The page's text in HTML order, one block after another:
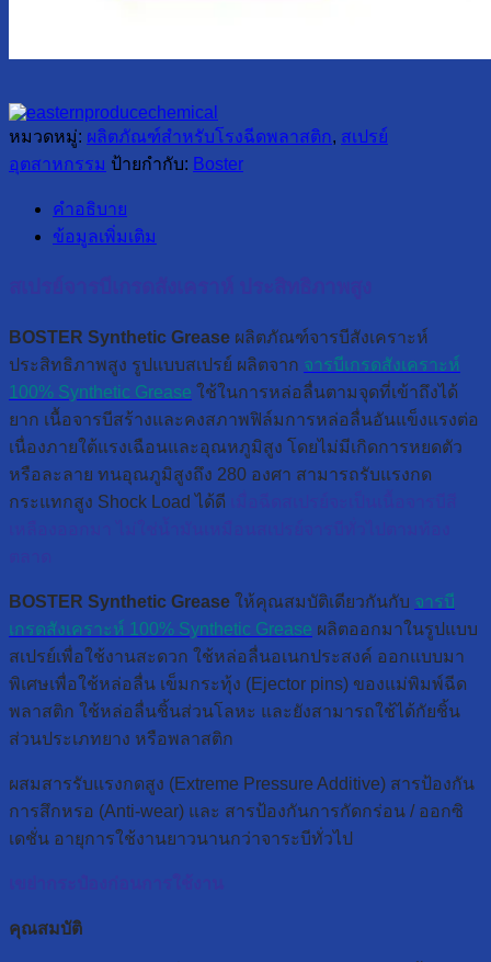
หมวดหมู่: ผลิตภัณฑ์สำหรับโรงฉีดพลาสติก, สเปรย์
อุตสาหกรรม ป้ายกำกับ: Boster
คำอธิบาย
ข้อมูลเพิ่มเติม
BOSTER Synthetic Grease ผลิตภัณฑ์จารบีสังเคราะห์
ประสิทธิภาพสูง รูปแบบสเปรย์ ผลิตจาก จารบีเกรดสังเคราะห์
100% Synthetic Grease ใช้ในการหล่อลื่นตามจุดที่เข้าถึงได้
ยาก เนื้อจารบีสร้างและคงสภาพฟิล์มการหล่อลื่นอันแข็งแรงต่อ
เนื่องภายใต้แรงเฉือนและอุณหภูมิสูง โดยไม่มีเกิดการหยดตัว
หรือละลาย ทนอุณภูมิสูงถึง 280 องศา สามารถรับแรงกด
กระแทกสูง Shock Load ได้ดี
BOSTER Synthetic Grease ให้คุณสมบัติเดียวกันกับ จารบี
เกรดสังเคราะห์ 100% Synthetic Grease ผลิตออกมาในรูปแบบ
สเปรย์เพื่อใช้งานสะดวก ใช้หล่อลื่นอเนกประสงค์ ออกแบบมา
พิเศษเพื่อใช้หล่อลื่น เข็มกระทุ้ง (Ejector pins) ของแม่พิมพ์ฉีด
พลาสติก ใช้หล่อลื่นชิ้นส่วนโลหะ และยังสามารถใช้ได้กัยชิ้น
ส่วนประเภทยาง หรือพลาสติก
ผสมสารรับแรงกดสูง (Extreme Pressure Additive) สารป้องกัน
การสึกหรอ (Anti-wear) และ สารป้องกันการกัดกร่อน / ออกซิ
เดชั่น อายุการใช้งานยาวนานกว่าจาระบีทั่วไป
คุณสมบัติ